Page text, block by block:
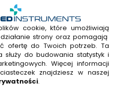
720 915 338
22 298 53 38
do nas!
cookie, które umożliwiają
strony oraz pomagają
ofertę do Twoich potrzeb. Ta
służy do budowania statystyk i
Więcej informacji
znajdziesz w naszej
.